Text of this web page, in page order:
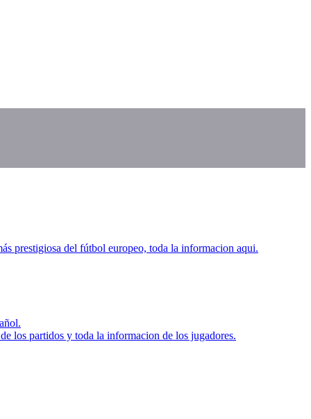
prestigiosa del fútbol europeo, toda la informacion aqui.
los partidos y toda la informacion de los jugadores.